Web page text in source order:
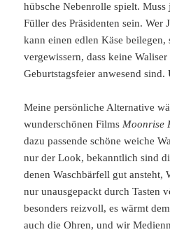
hübsche Nebenrolle spielt.
Füller des Präsidenten sein. Wer
kann einen edlen Käse beilegen,
vergewissern, dass keine
Geburtstagsfeier anwesend sind.
Meine persönliche Alternative
wunderschönen FilmsMoonrise
dazu passende schöne weiche
nur der Look, bekanntlich sind
denen Waschbärfell gut ansteht,
nur unausgepackt durch Tasten
besonders reizvoll, es wärmt
auch die Ohren, und wir